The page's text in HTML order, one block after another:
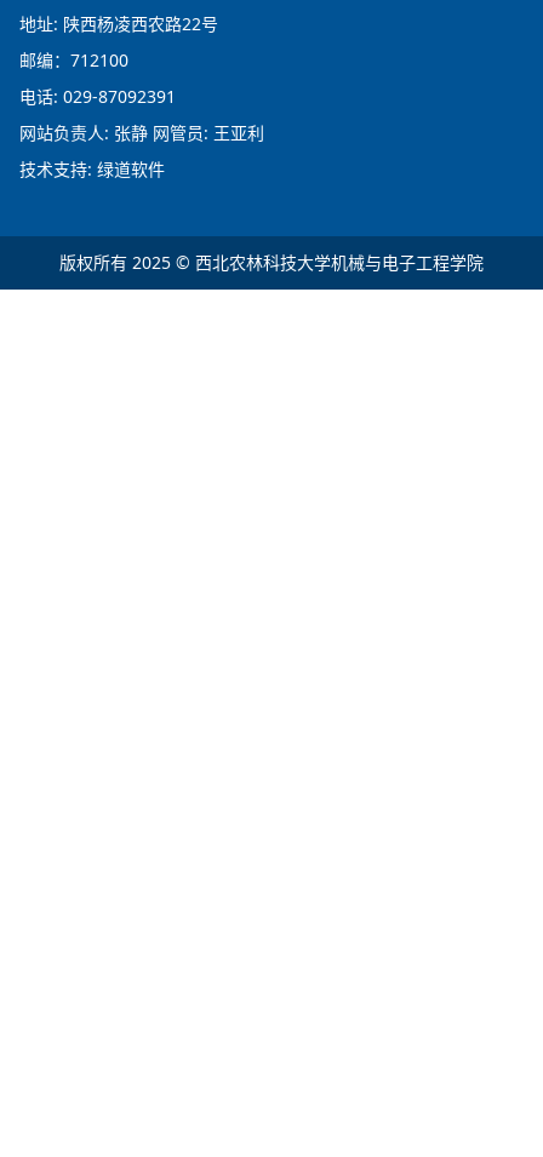
地址: 陕西杨凌西农路22号
邮编：712100
电话: 029-87092391
网站负责人: 张静 网管员: 王亚利
技术支持: 绿道软件
版权所有 2025 © 西北农林科技大学机械与电子工程学院